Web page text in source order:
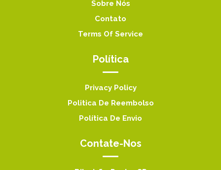
Sobre Nós
Contato
Terms Of Service
Política
Privacy Policy
Politica De Reembolso
Política De Envio
Contate-Nos